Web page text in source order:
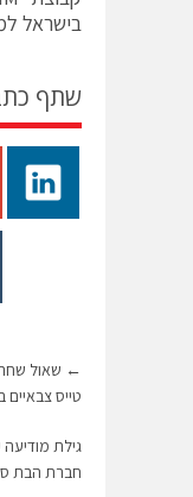
בישראל
שתף
← שאול
טייס צבאיים
גילת
חברת הבת